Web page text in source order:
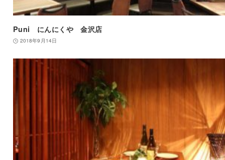
Puni にんにくや 金沢店
2018年9月14日